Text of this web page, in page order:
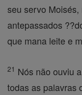
seu servo
antepassados
que mana leite e
21 Nós não ouviu
todas as palavras